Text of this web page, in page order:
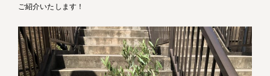
ご紹介いたします！